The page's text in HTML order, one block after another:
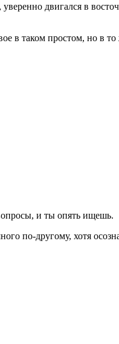
двигался в
в таком простом, но в
и ты опять ищешь.
по-другому, хотя